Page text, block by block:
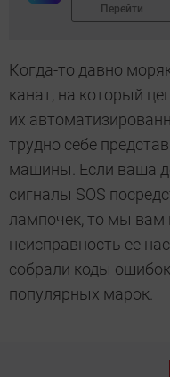
Перейти
Когда-то давно
канат, на который
их
трудно себе
машины. Если ваша
сигналы SOS
лампочек, то мы вам
неисправность ее
собрали коды
популярных марок.